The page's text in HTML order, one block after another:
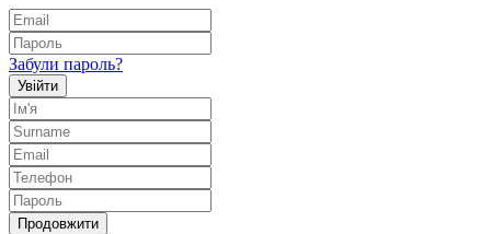
Забули пароль?
Увійти
Продовжити